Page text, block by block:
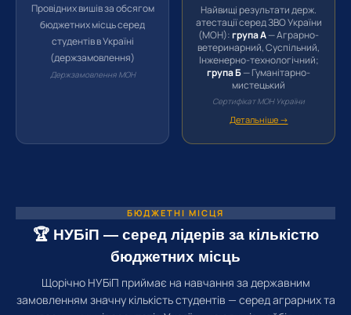
Провідних вишів за обсягом
бюджетних місць серед
студентів в Україні
(держзамовлення)
Держзамовлення МОН
Найвищі результати держ.
атестації серед ЗВО України
(МОН):група А— Аграрно-
ветеринарний, Суспільний,
Інженерно-технологічний;
група Б— Гуманітарно-
мистецький
Сертифікат МОН України
Детальніше →
БЮДЖЕТНІ МІСЦЯ
🏆 НУБіП — серед лідерів за кількістю
бюджетних місць
Щорічно НУБіП приймає на навчання за державним
замовленням значну кількість студентів — серед аграрних та